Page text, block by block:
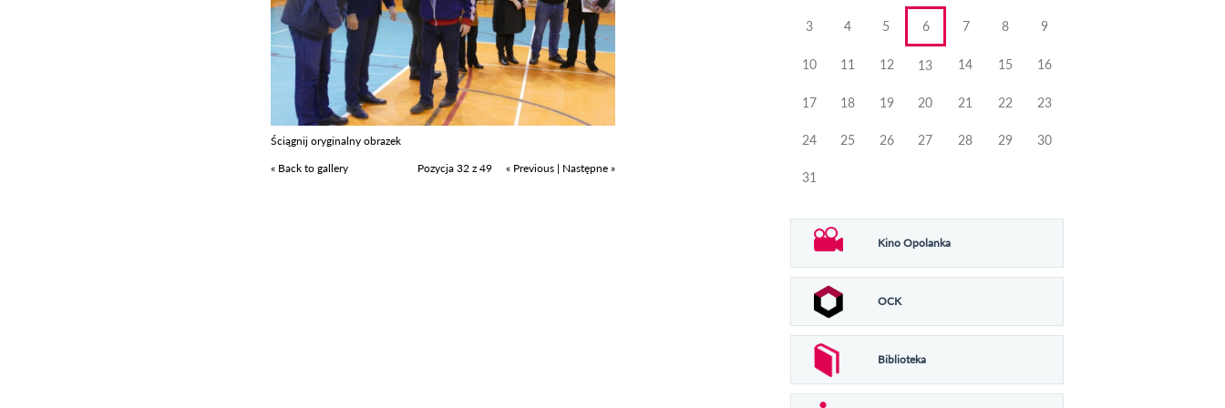
Ściągnij oryginalny obrazek
« Back to gallery
Pozycja 32 z 49 « Previous | Następne »
3 4 5 6 7 8 9
10 11 12 13 14 15 16
17 18 19 20 21 22 23
24 25 26 27 28 29 30
31
Kino Opolanka
OCK
Biblioteka